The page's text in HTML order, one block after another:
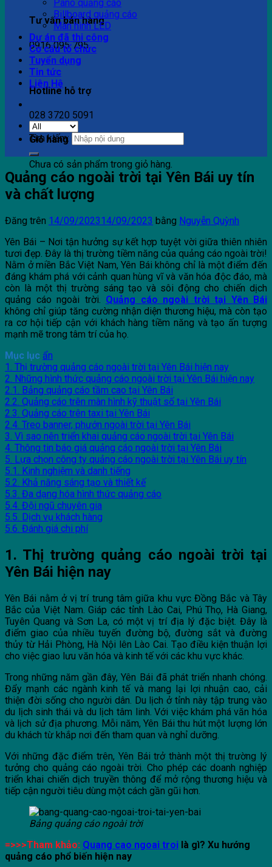
Tư vấn bán hàng
0916 095 795
Hotline hỗ trợ
028 3720 5091
Giỏ hàng
Chưa có sản phẩm trong giỏ hàng.
Pano quảng cáo
Billboard quảng cáo
Màn hình LED
Dự án đã thi công
Cơ cấu tổ chức
Tuyển dụng
Tin tức
Liên Hệ
Tìm kiếm:
Quảng cáo ngoài trời tại Yên Bái uy tín
và chất lượng
Đăng trên 14/09/202314/09/2023 bằng Nguyễn Quỳnh
Yên Bái – Nơi tận hưởng sự kết hợp tuyệt vời giữa thiên nhiên
tươi đẹp. Đây là thị trường tiềm năng của quảng cáo ngoài trời!
Nằm ở miền Bắc Việt Nam, Yên Bái không chỉ là một điểm đến
đáng khám phá với cảnh quan hùng vĩ và văn hóa độc đáo, mà
còn là một thị trường sáng tạo và sôi động cho chiến dịch
quảng cáo ngoài trời. Quảng cáo ngoài trời tại Yên Bái
không chỉ giúp tăng cường nhận diện thương hiệu, mà còn tạo
ra cơ hội tiếp cận với khách hàng tiềm năng và tạo ấn tượng
mạnh mẽ trong tâm trí của họ.
Mục lục ẩn
1. Thị trường quảng cáo ngoài trời tại Yên Bái hiện nay
2. Những hình thức quảng cáo ngoài trời tại Yên Bái hiện nay
2.1. Bảng quảng cáo tầm cao tại Yên Bái
2.2. Quảng cáo trên màn hình kỹ thuật số tại Yên Bái
2.3. Quảng cáo trên taxi tại Yên Bái
2.4. Treo banner, phướn ngoài trời tại Yên Bái
3. Vì sao nên triển khai quảng cáo ngoài trời tại Yên Bái
4. Thông tin báo giá quảng cáo ngoài trời tại Yên Bái
5. Lựa chọn công ty quảng cáo ngoài trời tại Yên Bái uy tín
5.1. Kinh nghiệm và danh tiếng
5.2. Khả năng sáng tạo và thiết kế
5.3. Đa dạng hóa hình thức quảng cáo
5.4. Đội ngũ chuyên gia
5.5. Dịch vụ khách hàng
5.6. Đánh giá chi phí
1. Thị trường quảng cáo ngoài trời tại
Yên Bái hiện nay
Yên Bái nằm ở vị trí trung tâm giữa khu vực Đồng Bắc và Tây
Bắc của Việt Nam. Giáp các tỉnh Lào Cai, Phú Thọ, Hà Giang,
Tuyên Quang và Sơn La, có một vị trí địa lý đặc biệt. Đây là
điểm giao của nhiều tuyến đường bộ, đường sắt và đường
thủy từ Hải Phòng, Hà Nội lên Lào Cai. Tạo điều kiện thuận lợi
cho việc giao lưu văn hóa và kinh tế với các khu vực khác.
Trong những năm gần đây, Yên Bái đã phát triển nhanh chóng.
Đẩy mạnh các ngành kinh tế và mang lại lợi nhuận cao, cải
thiện đời sống cho người dân. Du lịch ở tỉnh này tập trung vào
du lịch sinh thái và du lịch tâm linh. Với việc khám phá văn hóa
và lịch sử địa phương. Mỗi năm, Yên Bái thu hút một lượng lớn
du khách từ khắp nơi đến tham quan và nghỉ dưỡng.
Với những đặc điểm trên, Yên Bái trở thành một thị trường lý
tưởng cho quảng cáo ngoài trời. Cho phép các doanh nghiệp
triển khai chiến dịch truyền thông để mở rộng thương hiệu và
tiếp cận người tiêu dùng một cách gần gũi hơn.
Bảng quảng cáo ngoài trời
=>>>Tham khảo: Quang cao ngoai troi là gì? Xu hướng
quảng cáo phổ biến hiện nay